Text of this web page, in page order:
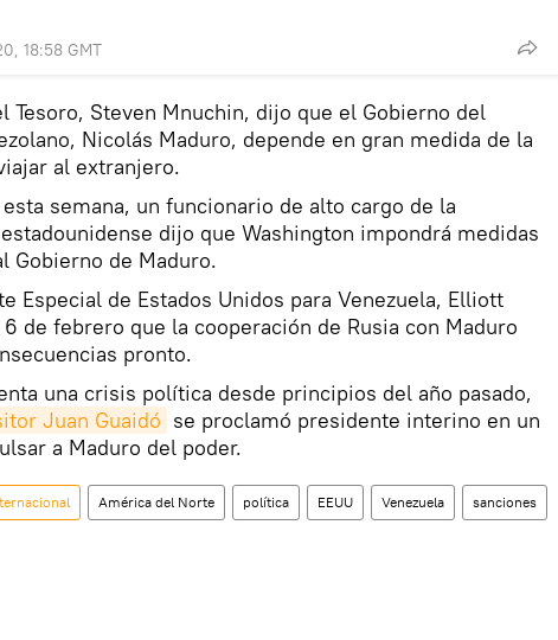
18:58 GMT
Tesoro, Steven Mnuchin, dijo que el Gobierno del
Nicolás Maduro, depende en gran medida de la
al extranjero.
semana, un funcionario de alto cargo de la
dijo que Washington impondrá medidas
Gobierno de Maduro.
Especial de Estados Unidos para Venezuela, Elliott
de febrero que la cooperación de Rusia con Maduro
pronto.
una crisis política desde principios del año pasado,
Juan Guaidó se proclamó presidente interino en un
a Maduro del poder.
América del Norte política EEUU Venezuela sanciones